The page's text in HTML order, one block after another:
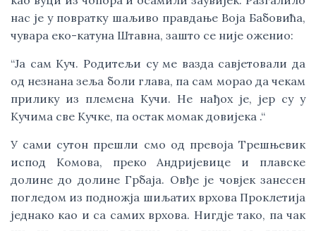
нас је у повратку шаљиво правдање Воја Бабовића,
чувара еко-катуна Штавна, зашто се није оженио:
“Ја сам Куч. Родитељи су ме вазда савјетовали да
од незнана зеља боли глава, па сам морао да чекам
прилику из племена Кучи. Не нађох је, јер су у
Кучима све Кучке, па остак момак довијека .“
У сами сутон прешли смо од превоја Трешњевик
испод Комова, преко Андријевице и плавске
долине до долине Грбаја. Овђе је човјек занесен
погледом из подножја шиљатих врхова Проклетија
једнако као и са самих врхова. Нигдје тако, па чак